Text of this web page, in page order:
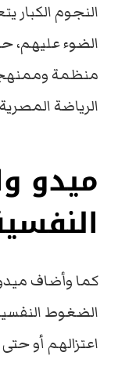
النجوم الكبار
الضوء عليهم،
منظمة
الرياضة
ميدو
كما وأضاف
الضغوط
اعتزالهم أو